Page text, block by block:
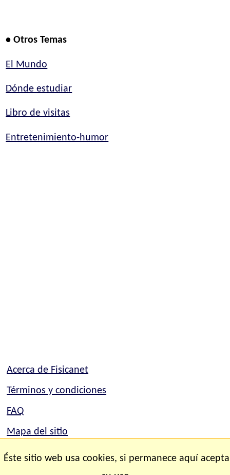
• Otros Temas
El Mundo
Dónde estudiar
Libro de visitas
Entretenimiento-humor
Acerca de Fisicanet
Términos y condiciones
FAQ
Mapa del sitio
Mapa del sitio
Éste sitio web usa cookies, si permanece aquí acepta